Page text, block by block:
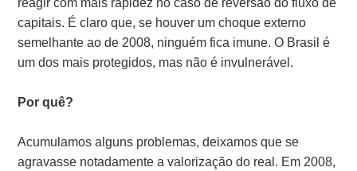
capitais. É claro que, se houver um choque externo
semelhante ao de 2008, ninguém fica imune. O Brasil é
um dos mais protegidos, mas não é invulnerável.
Por quê?
Acumulamos alguns problemas, deixamos que se
agravasse notadamente a valorização do real. Em 2008,